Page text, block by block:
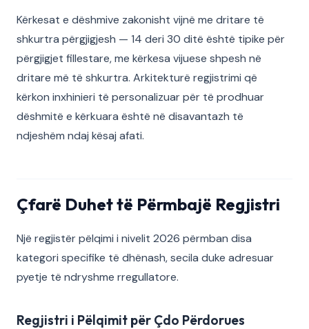
Kërkesat e dëshmive zakonisht vijnë me dritare të
shkurtra përgjigjesh — 14 deri 30 ditë është tipike për
përgjigjet fillestare, me kërkesa vijuese shpesh në
dritare më të shkurtra. Arkitekturë regjistrimi që
kërkon inxhinieri të personalizuar për të prodhuar
dëshmitë e kërkuara është në disavantazh të
ndjeshëm ndaj kësaj afati.
Çfarë Duhet të Përmbajë Regjistri
Një regjistër pëlqimi i nivelit 2026 përmban disa
kategori specifike të dhënash, secila duke adresuar
pyetje të ndryshme rregullatore.
Regjistri i Pëlqimit për Çdo Përdorues